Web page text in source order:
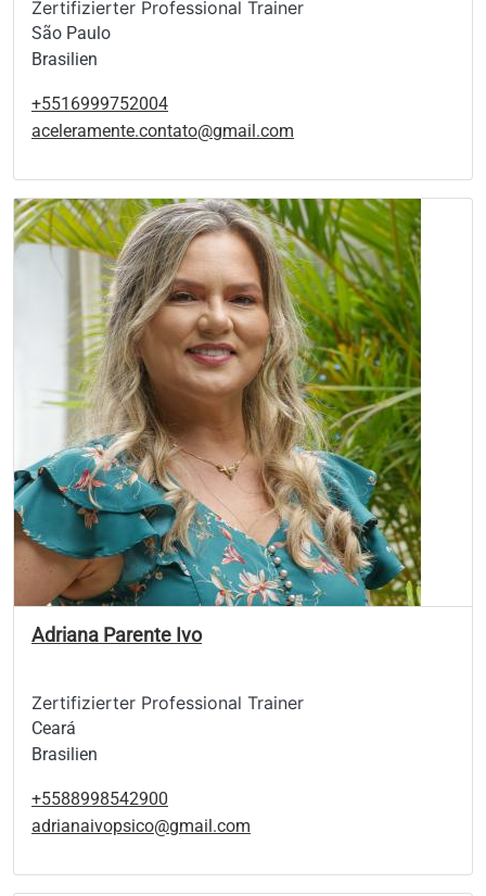
Zertifizierter Professional Trainer
São Paulo
Brasilien
+5516999752004
aceleramente.contato@gmail.com
Adriana Parente Ivo
Zertifizierter Professional Trainer
Ceará
Brasilien
+5588998542900
adrianaivopsico@gmail.com